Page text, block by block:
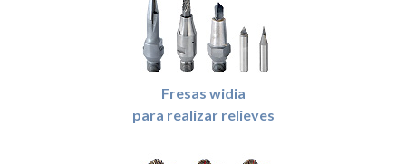
Fresas widia
para realizar relieves